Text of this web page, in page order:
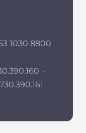
1030 8800
·